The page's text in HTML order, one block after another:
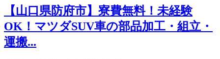
【山口県防府市】寮費無料！未経験
OK！マツダSUV車の部品加工・組立・
運搬...